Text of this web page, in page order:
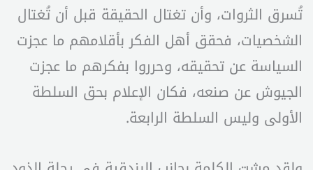
تُسرق الثروات، وأن تغتال الحقيقة قبل أن تُغتال
الشخصيات، فحقق أهل الفكر بأقلامهم ما عجزت
السياسة عن تحقيقه، وحرروا بفكرهم ما عجزت
الجيوش عن صنعه، فكان الإعلام بحق السلطة
الأولى وليس السلطة الرابعة.